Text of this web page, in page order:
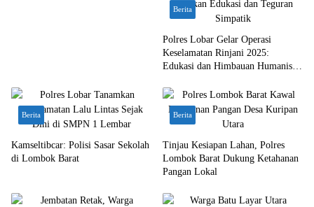
Berita
Polres Lobar Gelar Operasi
Keselamatan Rinjani 2025:
Edukasi dan Himbauan Humanis
Berita
Kamseltibcar: Polisi Sasar Sekolah
di Lombok Barat
Berita
Tinjau Kesiapan Lahan, Polres
Lombok Barat Dukung Ketahanan
Pangan Lokal